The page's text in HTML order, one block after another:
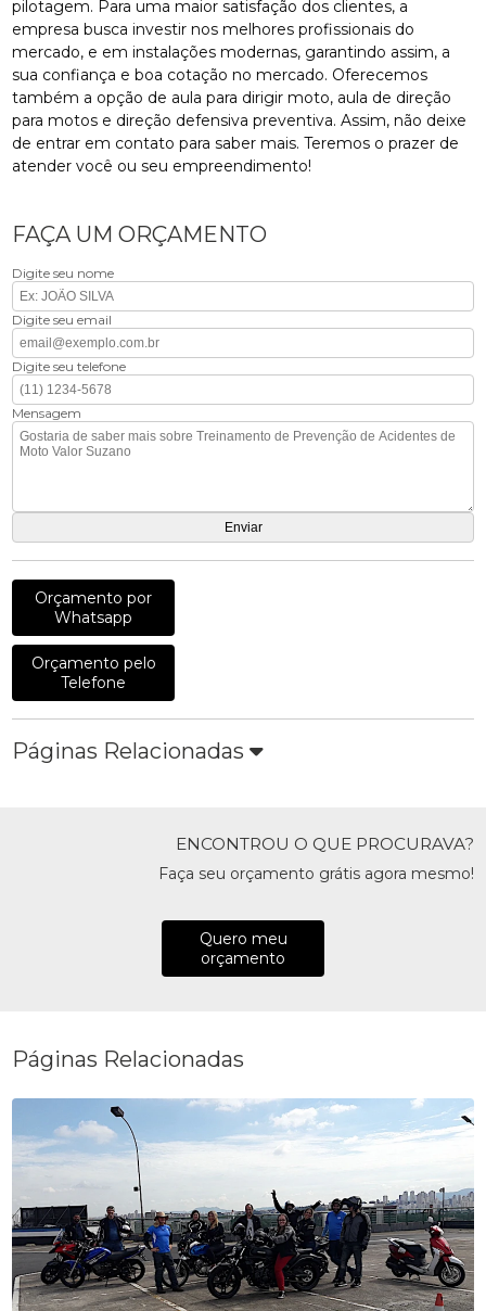
pilotagem. Para uma maior satisfação dos clientes, a
empresa busca investir nos melhores profissionais do
mercado, e em instalações modernas, garantindo assim, a
sua confiança e boa cotação no mercado. Oferecemos
também a opção de aula para dirigir moto, aula de direção
para motos e direção defensiva preventiva. Assim, não deixe
de entrar em contato para saber mais. Teremos o prazer de
atender você ou seu empreendimento!
FAÇA UM ORÇAMENTO
Digite seu nome
Digite seu email
Digite seu telefone
Mensagem
Orçamento por
Whatsapp
Orçamento pelo
Telefone
Páginas Relacionadas
ENCONTROU O QUE PROCURAVA?
Faça seu orçamento grátis agora mesmo!
Quero meu
orçamento
Páginas Relacionadas